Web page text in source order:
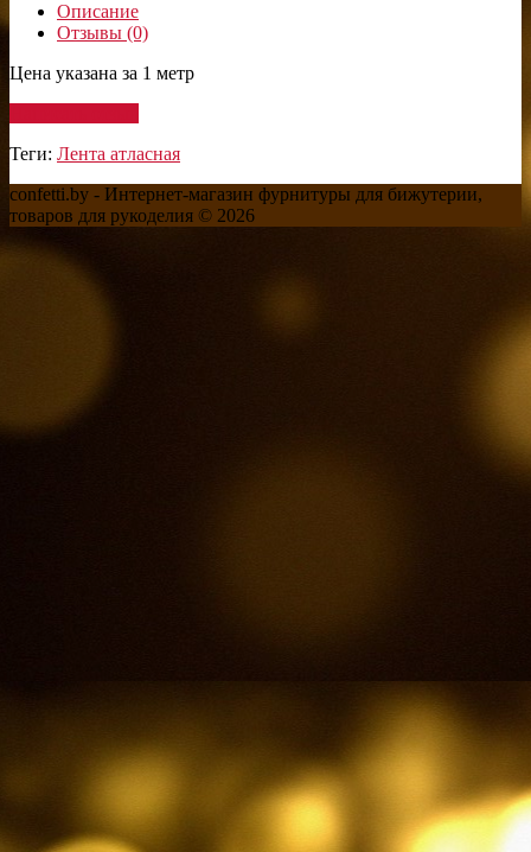
Описание
Отзывы (0)
Цена указана за 1 метр
Теги: Лента атласная
confetti.by - Интернет-магазин фурнитуры для бижутерии,
товаров для рукоделия © 2026